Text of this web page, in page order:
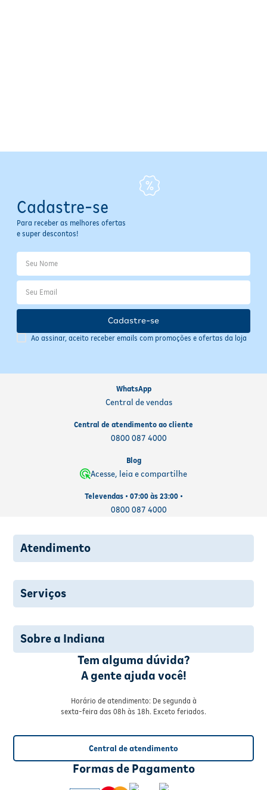
Cadastre-se
Para receber as melhores ofertas
e super descontos!
Ao assinar, aceito receber emails com promoções e ofertas da loja
Cadastre-se
WhatsApp
Central de vendas
Central de atendimento ao cliente
0800 087 4000
Blog
Acesse, leia e compartilhe
Televendas • 07:00 às 23:00 •
0800 087 4000
Atendimento
Serviços
Sobre a Indiana
Tem alguma dúvida?
A gente ajuda você!
Horário de atendimento: De segunda à
sexta-feira das 08h às 18h. Exceto feriados.
Central de atendimento
Formas de Pagamento